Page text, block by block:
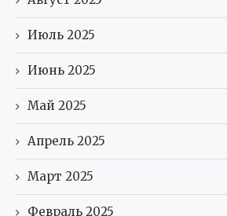
Июль 2025
Июнь 2025
Май 2025
Апрель 2025
Март 2025
Февраль 2025